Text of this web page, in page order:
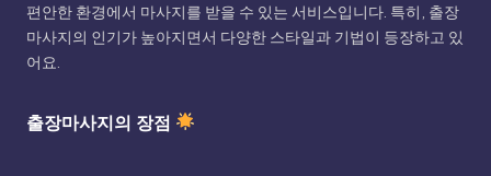
편안한 환경에서 마사지를 받을 수 있는 서비스입니다. 특히, 출장
마사지의 인기가 높아지면서 다양한 스타일과 기법이 등장하고 있
어요.
출장마사지의 장점